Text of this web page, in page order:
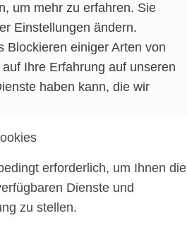
um mehr zu erfahren. Sie
Einstellungen ändern.
Blockieren einiger Arten von
Ihre Erfahrung auf unseren
haben kann, die wir
erforderlich, um Ihnen die
Dienste und
zu stellen.